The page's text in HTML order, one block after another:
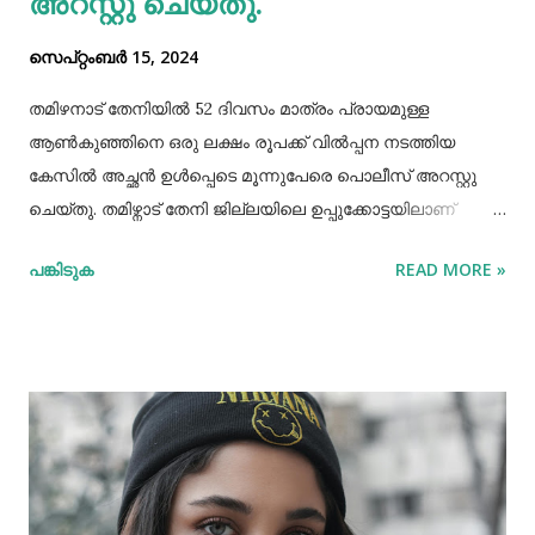
സെപ്റ്റംബർ 15, 2024
തമിഴനാട് തേനിയില്‍ 52 ദിവസം മാത്രം പ്രായമുള്ള
ആണ്‍കുഞ്ഞിനെ ഒരു ലക്ഷം രൂപക്ക് വില്‍പ്പന നടത്തിയ
കേസില്‍ അച്ഛൻ ഉള്‍പ്പെടെ മൂന്നുപേരെ പൊലീസ് അറസ്റ്റു
ചെയ്തു. തമിഴ്നാട് തേനി ജില്ലയിലെ ഉപ്പുക്കോട്ടയിലാണ്
സ്വദേശികളായ ദമ്ബതികളുമാണ് അറസ്റ്റിലായത്. തേനി
സമയവും മദ്യലഹരിയിലും. തന്‍റെ കുഞ്ഞിനെ ഒരു ലക്ഷം
രൂപക്ക് വില്‍പ്പന നടത്തിയതായി അച്ഛൻ
മദ്യലഹരിയിലിരിക്കെ സമീപവാസികളിലൊരാളോട് പറഞ്ഞു.
ഇതോടെയാണ് വിവരം പുറത്തറിഞ്ഞത്. തുടർന്ന്
പങ്കിടുക READ MORE »